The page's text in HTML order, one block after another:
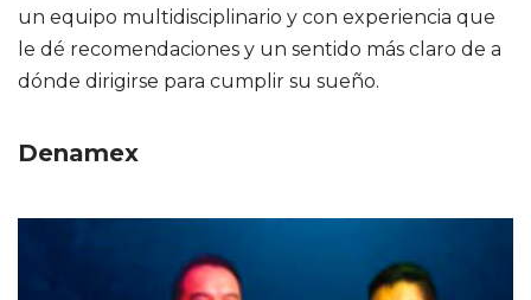
un equipo multidisciplinario y con experiencia que
le dé recomendaciones y un sentido más claro de a
dónde dirigirse para cumplir su sueño.
Denamex